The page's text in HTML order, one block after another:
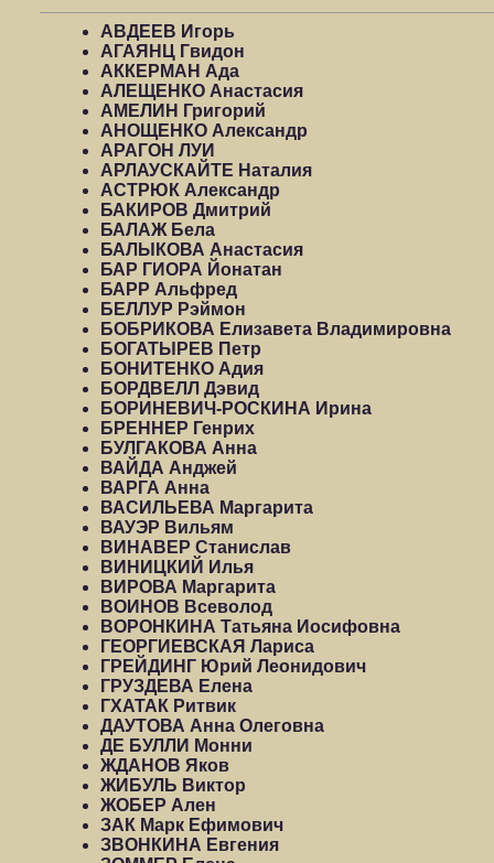
АВДЕЕВ Игорь
АГАЯНЦ Гвидон
АККЕРМАН Ада
АЛЕЩЕНКО Анастасия
АМЕЛИН Григорий
АНОЩЕНКО Александр
АРАГОН ЛУИ
АРЛАУСКАЙТЕ Наталия
АСТРЮК Александр
БАКИРОВ Дмитрий
БАЛАЖ Бела
БАЛЫКОВА Анастасия
БАР ГИОРА Йонатан
БАРР Альфред
БЕЛЛУР Рэймон
БОБРИКОВА Елизавета Владимировна
БОГАТЫРЕВ Петр
БОНИТЕНКО Адия
БОРДВЕЛЛ Дэвид
БОРИНЕВИЧ-РОСКИНА Ирина
БРЕННЕР Генрих
БУЛГАКОВА Анна
ВАЙДА Анджей
ВАРГА Анна
ВАСИЛЬЕВА Маргарита
ВАУЭР Вильям
ВИНАВЕР Станислав
ВИНИЦКИЙ Илья
ВИРОВА Маргарита
ВОИНОВ Всеволод
ВОРОНКИНА Татьяна Иосифовна
ГЕОРГИЕВСКАЯ Лариса
ГРЕЙДИНГ Юрий Леонидович
ГРУЗДЕВА Елена
ГХАТАК Ритвик
ДАУТОВА Анна Олеговна
ДЕ БУЛЛИ Монни
ЖДАНОВ Яков
ЖИБУЛЬ Виктор
ЖОБЕР Ален
ЗАК Марк Ефимович
ЗВОНКИНА Евгения